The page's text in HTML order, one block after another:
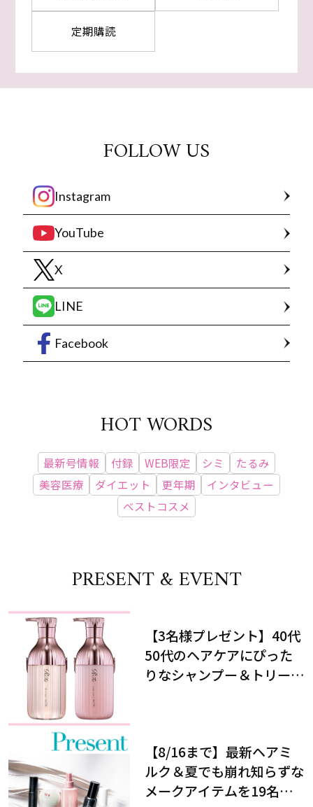
定期購読
FOLLOW US
Instagram
YouTube
X
LINE
Facebook
HOT WORDS
最新号情報 付録 WEB限定 シミ
たるみ
美容医療
ダイエット 更年期
インタビュー
ベストコスメ
PRESENT & EVENT
【3名様プレゼント】40代
50代のヘアケアにぴった
りなシャンプー＆トリート
【8/16まで】最新ヘアミ
ルク＆夏でも崩れ知らずな
メークアイテムを19名様